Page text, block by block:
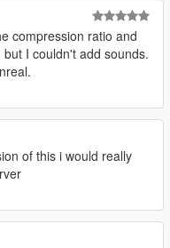
compression ratio and
I couldn't add sounds.
of this i would really